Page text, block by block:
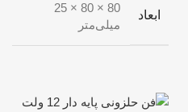
ابعاد
80 × 80 × 25
میلی‌متر